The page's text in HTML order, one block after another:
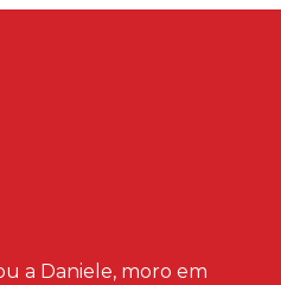
a Daniele, moro em